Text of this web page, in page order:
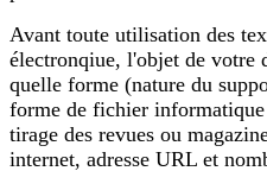
Avant toute utilisation des
électronqiue, l'objet de votre
quelle forme (nature du
forme de fichier
tirage des revues ou
internet, adresse URL et